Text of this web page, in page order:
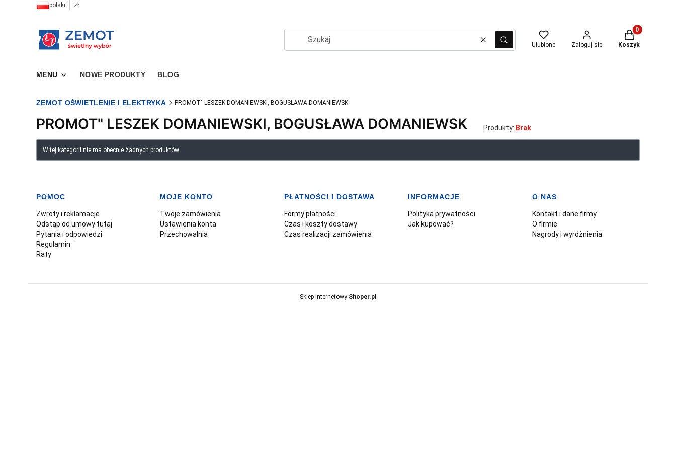
polski zł
WyczyśćSzukaj Ulubione Zaloguj się
Produkty w
Koszyk
MENU NOWE PRODUKTY BLOG
ZEMOT OŚWIETLENIE I ELEKTRYKA PROMOT" LESZEK DOMANIEWSKI, BOGUSŁAWA DOMANIEWSK
PROMOT" LESZEK DOMANIEWSKI, BOGUSŁAWA DOMANIEWSK Produkty: Brak
Lista produktów
W tej kategorii nie ma obecnie żadnych produktów
Linki w stopce
POMOC
Zwroty i reklamacje
Odstąp od umowy tutaj
Pytania i odpowiedzi
Regulamin
Raty
MOJE KONTO
Twoje zamówienia
Ustawienia konta
Przechowalnia
PŁATNOŚCI I DOSTAWA
Formy płatności
Czas i koszty dostawy
Czas realizacji zamówienia
INFORMACJE
Polityka prywatności
Jak kupować?
O NAS
Kontakt i dane firmy
O firmie
Nagrody i wyróżnienia
Sklep internetowy Shoper.pl